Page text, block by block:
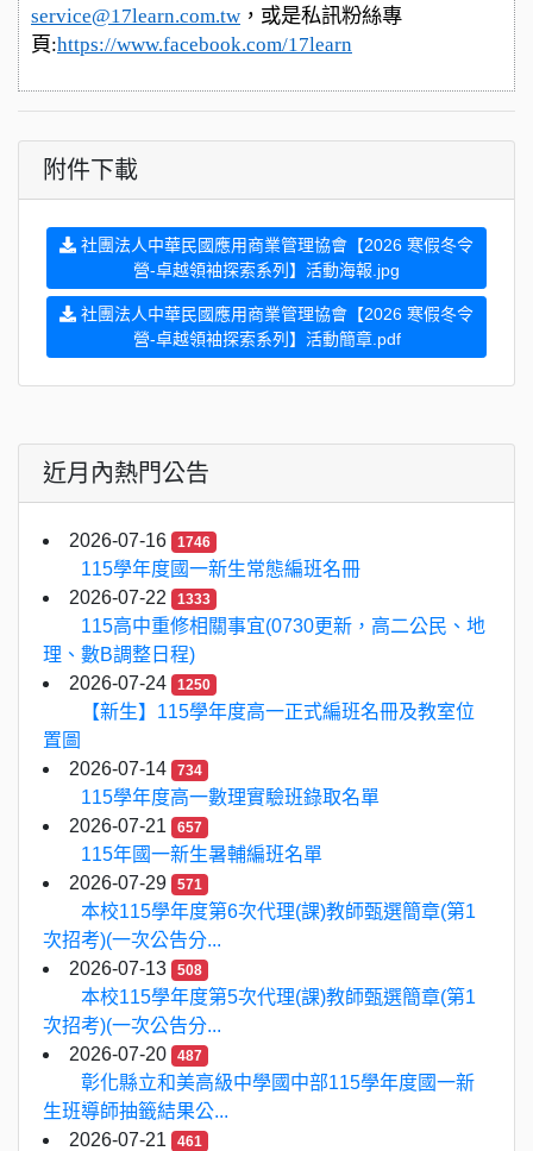
service@17learn.com.tw ，或是私訊粉絲專
頁:https://www.facebook.com/17learn
附件下載
社團法人中華民國應用商業管理協會【2026 寒假冬令
營-卓越領袖探索系列】活動海報.jpg
社團法人中華民國應用商業管理協會【2026 寒假冬令
營-卓越領袖探索系列】活動簡章.pdf
近月內熱門公告
2026-07-16 1746
115學年度國一新生常態編班名冊
2026-07-22
1333
115高中重修相關事宜(0730更新，高二公民、地
理、數B調整日程)
2026-07-24
1250
【新生】115學年度高一正式編班名冊及教室位
置圖
2026-07-14
734
115學年度高一數理實驗班錄取名單
2026-07-21
657
115年國一新生暑輔編班名單
2026-07-29
571
本校115學年度第6次代理(課)教師甄選簡章(第1
次招考)(一次公告分...
2026-07-13
508
本校115學年度第5次代理(課)教師甄選簡章(第1
次招考)(一次公告分...
2026-07-20
487
彰化縣立和美高級中學國中部115學年度國一新
生班導師抽籤結果公...
2026-07-21
461